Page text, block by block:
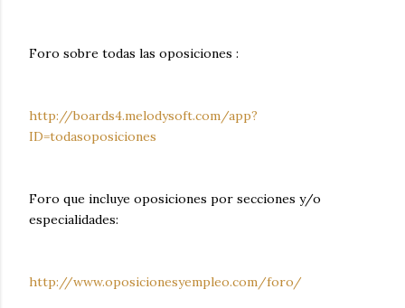
Foro sobre todas las oposiciones :
http://boards4.melodysoft.com/app?
ID=todasoposiciones
Foro que incluye oposiciones por secciones y/o
especialidades:
http://www.oposicionesyempleo.com/foro/